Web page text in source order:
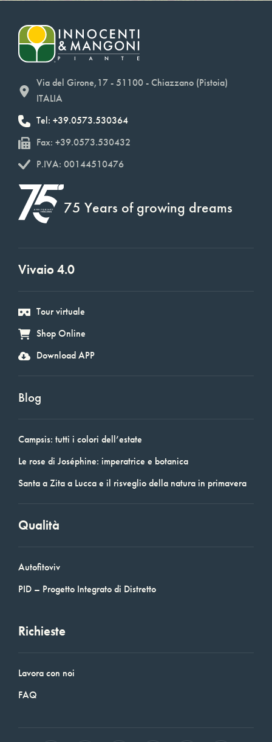
Via del Girone,17 - 51100 - Chiazzano (Pistoia)
ITALIA
Tel: +39.0573.530364
Fax: +39.0573.530432
P.IVA: 00144510476
75 Years of growing dreams
Vivaio 4.0
Tour virtuale
Shop Online
Download APP
Blog
Campsis: tutti i colori dell’estate
Le rose di Joséphine: imperatrice e botanica
Santa a Zita a Lucca e il risveglio della natura in primavera
Qualità
Autofitoviv
PID – Progetto Integrato di Distretto
Richieste
Lavora con noi
FAQ